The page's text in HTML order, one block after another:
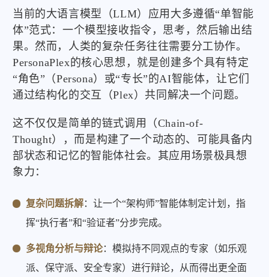
当前的大语言模型（LLM）应用大多遵循“单智能
体”范式：一个模型接收指令，思考，然后输出结
果。然而，人类的复杂任务往往需要分工协作。
PersonaPlex的核心思想，就是创建多个具有特定
“角色”（Persona）或“专长”的AI智能体，让它们
通过结构化的交互（Plex）共同解决一个问题。
这不仅仅是简单的链式调用（Chain-of-
Thought），而是构建了一个动态的、可能具备内
部状态和记忆的智能体社会。其应用场景极具想
象力：
复杂问题拆解：让一个“架构师”智能体制定计划，指
挥“执行者”和“验证者”分步完成。
多视角分析与辩论：模拟持不同观点的专家（如乐观
派、保守派、安全专家）进行辩论，从而得出更全面